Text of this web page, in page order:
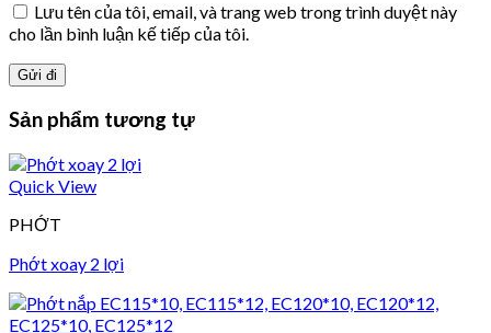
Lưu tên của tôi, email, và trang web trong trình duyệt này
cho lần bình luận kế tiếp của tôi.
Sản phẩm tương tự
Quick View
PHỚT
Phớt xoay 2 lợi